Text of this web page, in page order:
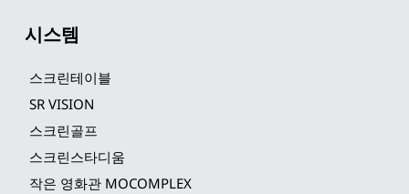
시스템
스크린테이블
SR VISION
스크린골프
스크린스타디움
작은 영화관 MOCOMPLEX